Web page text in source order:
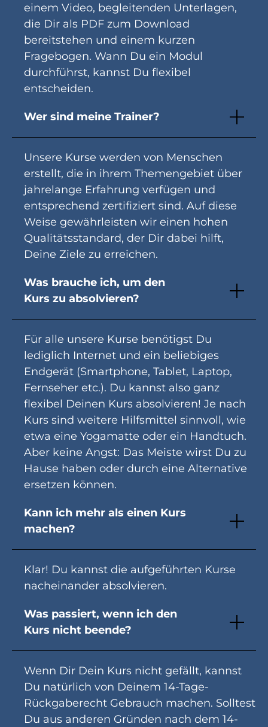
einem Video, begleitenden Unterlagen,
die Dir als PDF zum Download
bereitstehen und einem kurzen
Fragebogen. Wann Du ein Modul
durchführst, kannst Du flexibel
entscheiden.
Wer sind meine Trainer?
Unsere Kurse werden von Menschen
erstellt, die in ihrem Themengebiet über
jahrelange Erfahrung verfügen und
entsprechend zertifiziert sind. Auf diese
Weise gewährleisten wir einen hohen
Qualitätsstandard, der Dir dabei hilft,
Deine Ziele zu erreichen.
Was brauche ich, um den
Kurs zu absolvieren?
Für alle unsere Kurse benötigst Du
lediglich Internet und ein beliebiges
Endgerät (Smartphone, Tablet, Laptop,
Fernseher etc.). Du kannst also ganz
flexibel Deinen Kurs absolvieren! Je nach
Kurs sind weitere Hilfsmittel sinnvoll, wie
etwa eine Yogamatte oder ein Handtuch.
Aber keine Angst: Das Meiste wirst Du zu
Hause haben oder durch eine Alternative
ersetzen können.
Kann ich mehr als einen Kurs
machen?
Klar! Du kannst die aufgeführten Kurse
nacheinander absolvieren.
Was passiert, wenn ich den
Kurs nicht beende?
Wenn Dir Dein Kurs nicht gefällt, kannst
Du natürlich von Deinem 14-Tage-
Rückgaberecht Gebrauch machen. Solltest
Du aus anderen Gründen nach dem 14-